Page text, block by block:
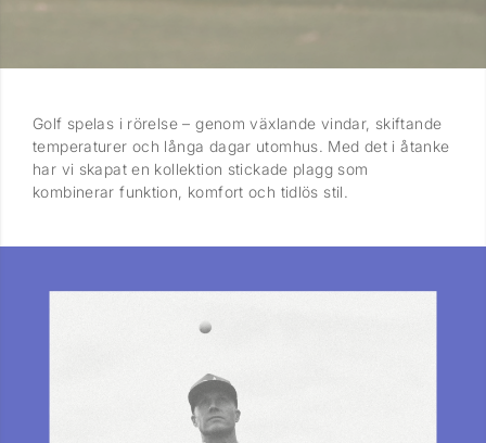
Golf spelas i rörelse – genom växlande vindar, skiftande
temperaturer och långa dagar utomhus. Med det i åtanke
har vi skapat en kollektion stickade plagg som
kombinerar funktion, komfort och tidlös stil.